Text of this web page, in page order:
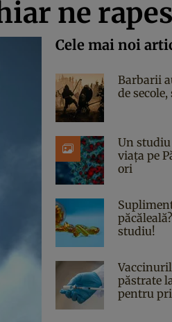
ne
Cele mai noi
Barbarii
de
Un studiu
viața pe
ori
studiu!
păstrate
pentru